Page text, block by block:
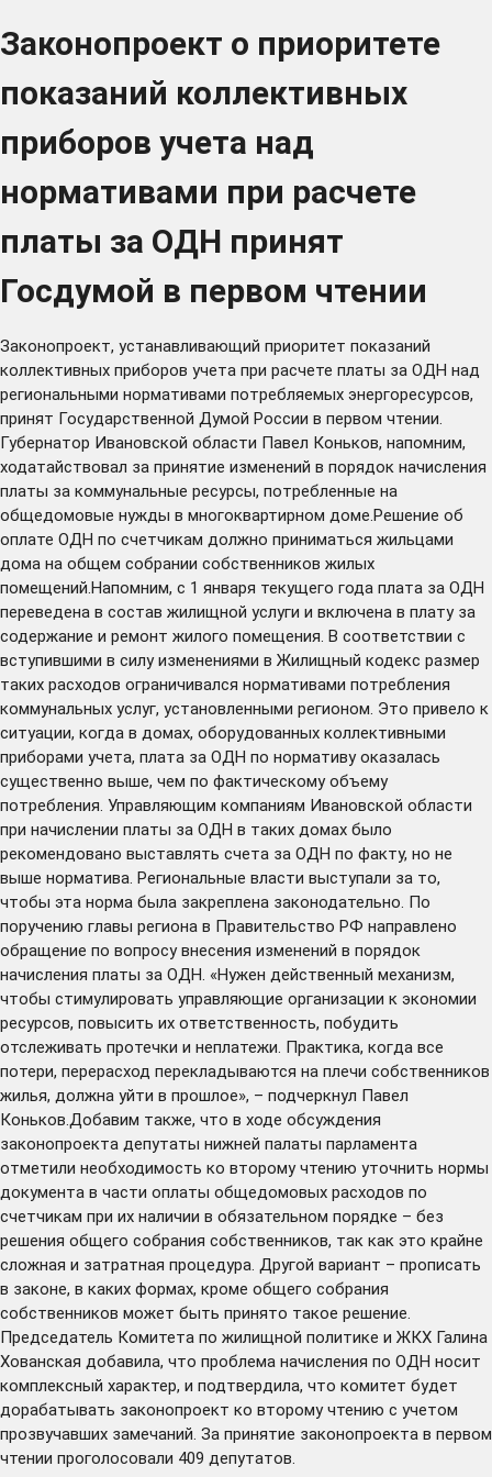
Законопроект о приоритете
показаний коллективных
приборов учета над
нормативами при расчете
платы за ОДН принят
Госдумой в первом чтении
Законопроект, устанавливающий приоритет показаний
коллективных приборов учета при расчете платы за ОДН над
региональными нормативами потребляемых энергоресурсов,
принят Государственной Думой России в первом чтении.
Губернатор Ивановской области Павел Коньков, напомним,
ходатайствовал за принятие изменений в порядок начисления
платы за коммунальные ресурсы, потребленные на
общедомовые нужды в многоквартирном доме.Решение об
оплате ОДН по счетчикам должно приниматься жильцами
дома на общем собрании собственников жилых
помещений.Напомним, с 1 января текущего года плата за ОДН
переведена в состав жилищной услуги и включена в плату за
содержание и ремонт жилого помещения. В соответствии с
вступившими в силу изменениями в Жилищный кодекс размер
таких расходов ограничивался нормативами потребления
коммунальных услуг, установленными регионом. Это привело к
ситуации, когда в домах, оборудованных коллективными
приборами учета, плата за ОДН по нормативу оказалась
существенно выше, чем по фактическому объему
потребления. Управляющим компаниям Ивановской области
при начислении платы за ОДН в таких домах было
рекомендовано выставлять счета за ОДН по факту, но не
выше норматива. Региональные власти выступали за то,
чтобы эта норма была закреплена законодательно. По
поручению главы региона в Правительство РФ направлено
обращение по вопросу внесения изменений в порядок
начисления платы за ОДН. «Нужен действенный механизм,
чтобы стимулировать управляющие организации к экономии
ресурсов, повысить их ответственность, побудить
отслеживать протечки и неплатежи. Практика, когда все
потери, перерасход перекладываются на плечи собственников
жилья, должна уйти в прошлое», – подчеркнул Павел
Коньков.Добавим также, что в ходе обсуждения
законопроекта депутаты нижней палаты парламента
отметили необходимость ко второму чтению уточнить нормы
документа в части оплаты общедомовых расходов по
счетчикам при их наличии в обязательном порядке – без
решения общего собрания собственников, так как это крайне
сложная и затратная процедура. Другой вариант – прописать
в законе, в каких формах, кроме общего собрания
собственников может быть принято такое решение.
Председатель Комитета по жилищной политике и ЖКХ Галина
Хованская добавила, что проблема начисления по ОДН носит
комплексный характер, и подтвердила, что комитет будет
дорабатывать законопроект ко второму чтению с учетом
прозвучавших замечаний. За принятие законопроекта в первом
чтении проголосовали 409 депутатов.